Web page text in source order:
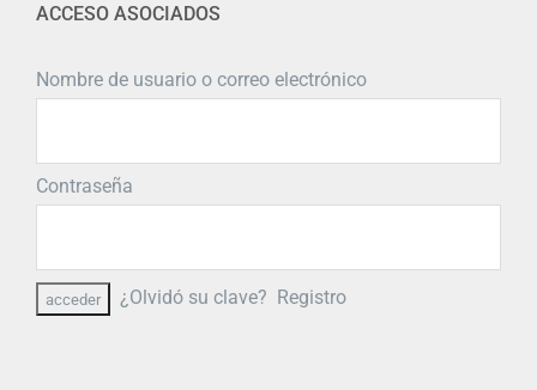
ACCESO ASOCIADOS
Nombre de usuario o correo electrónico
Contraseña
¿Olvidó su clave? Registro